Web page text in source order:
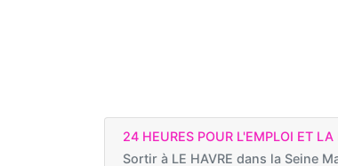
24 HEURES POUR L'EMPLOI ET LA
Sortir à LE HAVRE dans la Seine